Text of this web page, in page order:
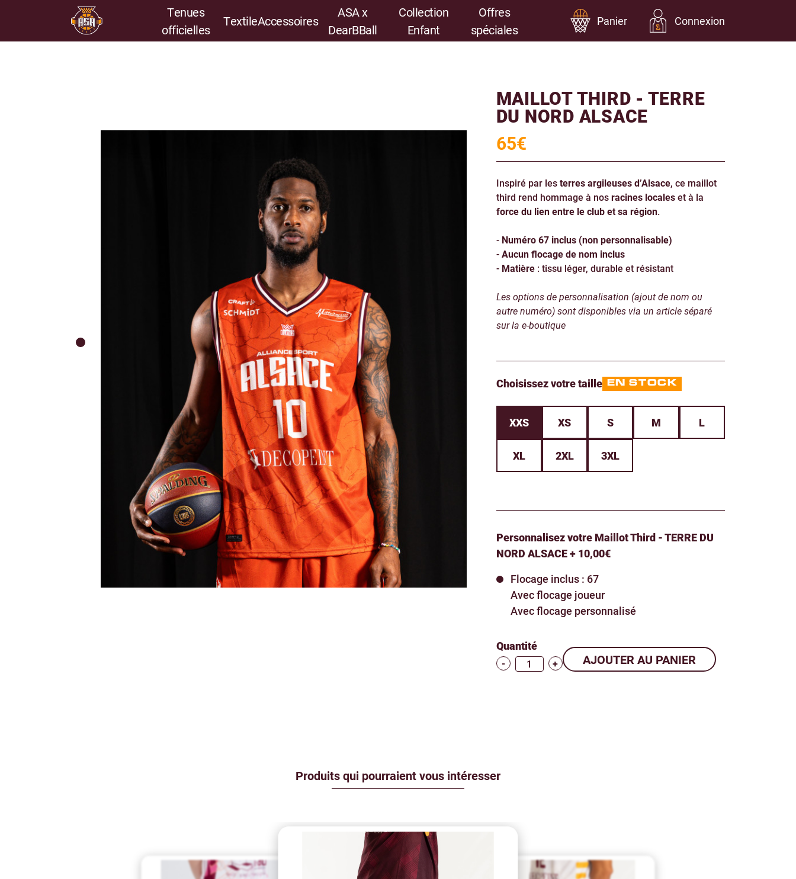
Tenues
officielles
TextileAccessoires
ASA x
DearBBall
Collection
Enfant
Offres
spéciales
Panier Connexion
MAILLOT THIRD - TERRE
DU NORD ALSACE
65€
Inspiré par lesterres argileuses d’Alsace, ce maillot
third rend hommage à nosracines localeset à la
force du lien entre le club et sa région.
- Numéro 67 inclus (non personnalisable)
-Aucun flocage de nom inclus
- Matière: tissu léger, durable et résistant
Les options de personnalisation (ajout de nom ou
autre numéro) sont disponibles via un article séparé
sur la e-boutique
Choisissez votre taille EN STOCK
XXS XS S M L
XL 2XL 3XL
Personnalisez votre Maillot Third - TERRE DU
NORD ALSACE + 10,00€
Flocage inclus : 67
Avec flocage joueur
Avec flocage personnalisé
Quantité
- +
Produits qui pourraient vous intéresser